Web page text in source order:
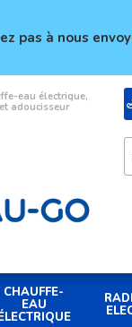
pas à nous
eau électrique,
adoucisseur
CHAUFFE-
EAU